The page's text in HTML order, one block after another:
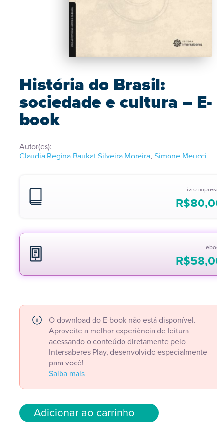
História do Brasil:
sociedade e cultura – E-
book
Autor(es):
Claudia Regina Baukat Silveira Moreira, Simone Meucci
livro
R$
R$
O download do E-book não está disponível.
Aproveite a melhor experiência de leitura
acessando o conteúdo diretamente pelo
Intersaberes Play, desenvolvido especialmente
para você!
Saiba mais
Adicionar ao carrinho